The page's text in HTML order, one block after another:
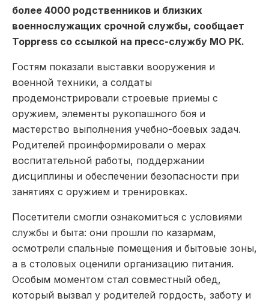
более 4000 родственников и близких
военнослужащих срочной службы, сообщает
Toppress со ссылкой на пресс-службу МО РК.
Гостям показали выставки вооружения и
военной техники, а солдаты
продемонстрировали строевые приемы с
оружием, элементы рукопашного боя и
мастерство выполнения учебно-боевых задач.
Родителей проинформировали о мерах
воспитательной работы, поддержании
дисциплины и обеспечении безопасности при
занятиях с оружием и тренировках.
Посетители смогли ознакомиться с условиями
службы и быта: они прошли по казармам,
осмотрели спальные помещения и бытовые зоны,
а в столовых оценили организацию питания.
Особым моментом стал совместный обед,
который вызвал у родителей гордость, заботу и